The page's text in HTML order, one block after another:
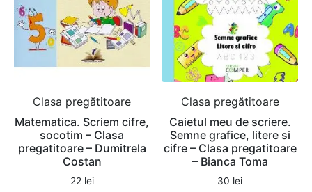
Clasa pregătitoare
Matematica. Scriem cifre,
socotim – Clasa
pregatitoare – Dumitrela
Costan
22 lei
Clasa pregătitoare
Caietul meu de scriere.
Semne grafice, litere si
cifre – Clasa pregatitoare
– Bianca Toma
30 lei